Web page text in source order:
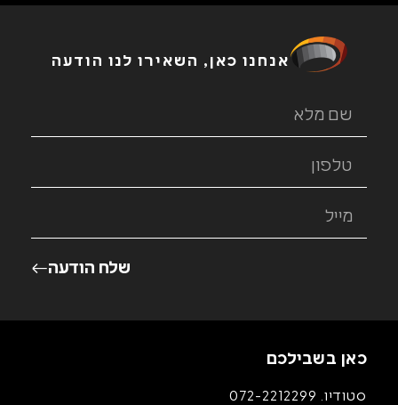
אנחנו כאן, השאירו לנו הודעה
שלח הודעה
כאן בשבילכם
סטודיו. 072-2212299